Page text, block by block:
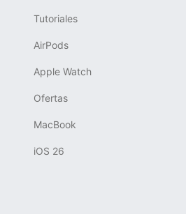
Tutoriales
AirPods
Apple Watch
Ofertas
MacBook
iOS 26